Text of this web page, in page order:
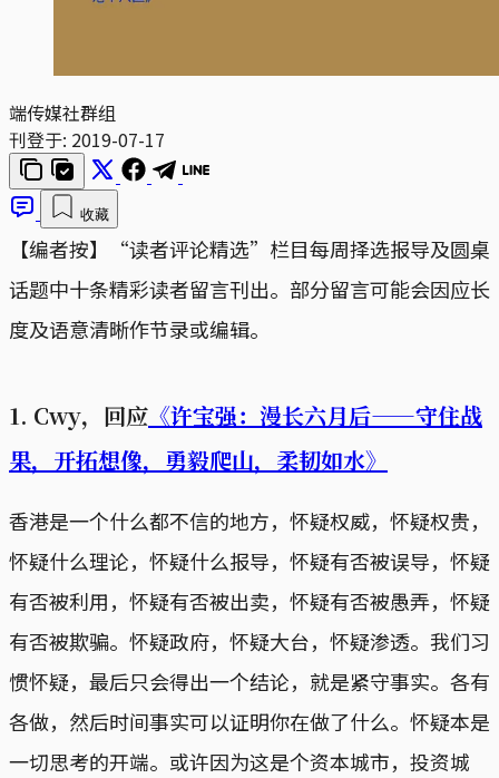
端传媒社群组
刊登于: 2019-07-17
收藏
【编者按】“读者评论精选”栏目每周择选报导及圆桌
话题中十条精彩读者留言刊出。部分留言可能会因应长
度及语意清晰作节录或编辑。
1. Cwy，回应 《许宝强：漫长六月后——守住战
果，开拓想像，勇毅爬山，柔韧如水》
香港是一个什么都不信的地方，怀疑权威，怀疑权贵，
怀疑什么理论，怀疑什么报导，怀疑有否被误导，怀疑
有否被利用，怀疑有否被出卖，怀疑有否被愚弄，怀疑
有否被欺骗。怀疑政府，怀疑大台，怀疑渗透。我们习
惯怀疑，最后只会得出一个结论，就是紧守事实。各有
各做，然后时间事实可以证明你在做了什么。怀疑本是
一切思考的开端。或许因为这是个资本城市，投资城